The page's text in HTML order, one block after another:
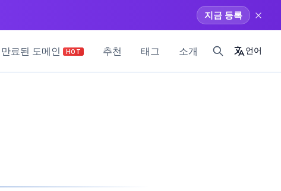
지금 등록
만료된 도메인 HOT 추천 태그 소개 언어